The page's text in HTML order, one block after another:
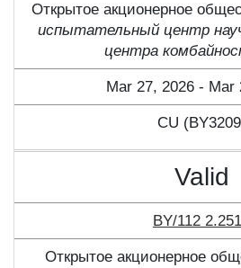
Открытое акционерное
испытательный центр
центра
Mar 27, 2026 - Mar
CU
Valid
BY/112
Открытое акционерное